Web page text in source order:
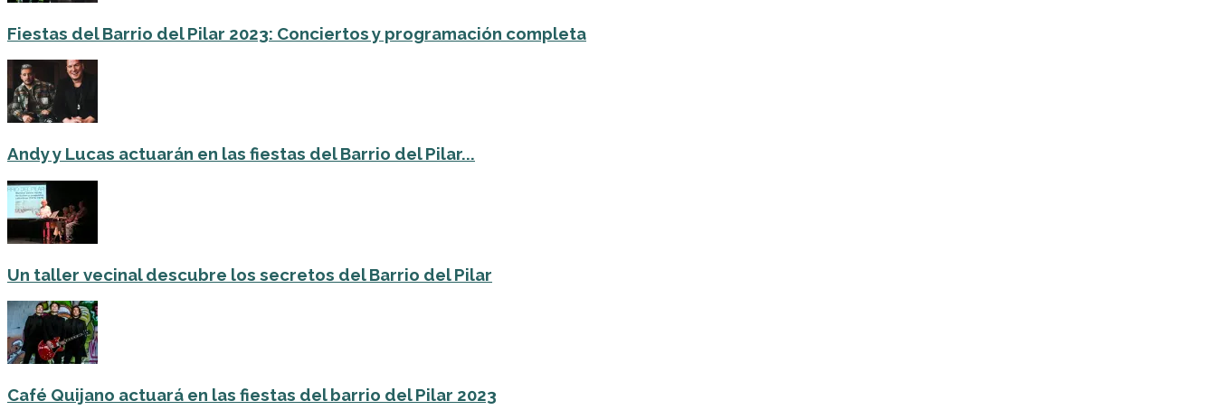
Fiestas del Barrio del Pilar 2023: Conciertos y programación completa
Andy y Lucas actuarán en las fiestas del Barrio del Pilar...
Un taller vecinal descubre los secretos del Barrio del Pilar
Café Quijano actuará en las fiestas del barrio del Pilar 2023